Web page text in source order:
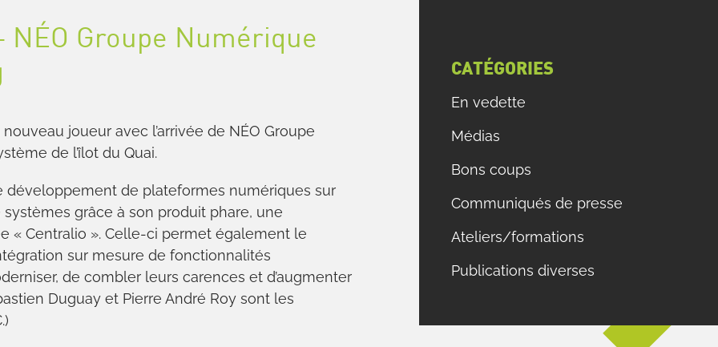
NÉO Groupe Numérique
joueur avec l’arrivée de NÉO Groupe
de l’îlot du Quai.
développement de plateformes numériques sur
grâce à son produit phare, une
« Centralio ». Celle-ci permet également le
sur mesure de fonctionnalités
de combler leurs carences et d’augmenter
Duguay et Pierre André Roy sont les
CATÉGORIES
En vedette
Médias
Bons coups
Communiqués de presse
Ateliers/formations
Publications diverses